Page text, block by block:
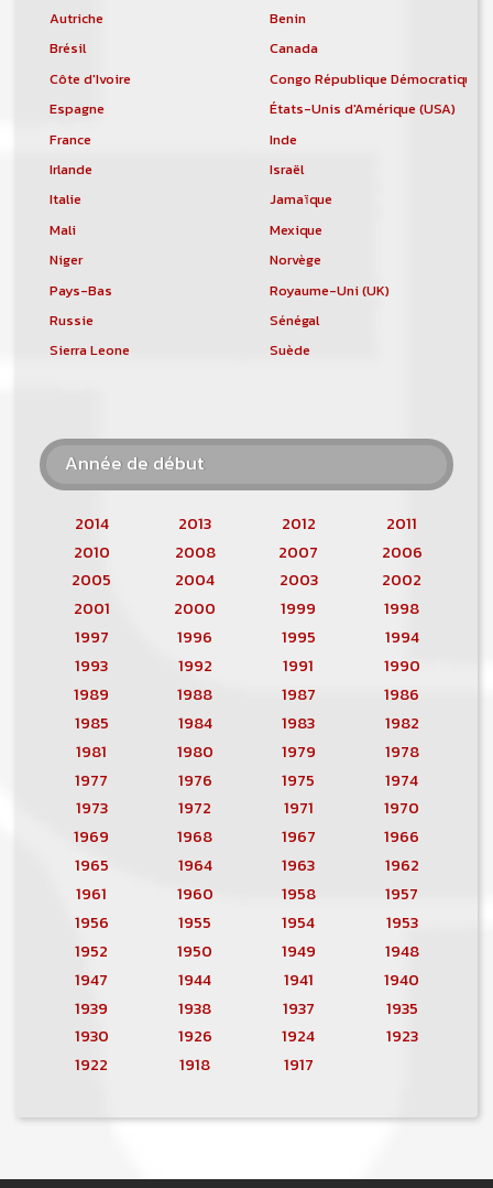
Autriche
Benin
Brésil
Canada
Côte d'Ivoire
Congo République Démocratique
Espagne
États-Unis d'Amérique (USA)
France
Inde
Irlande
Israël
Italie
Jamaïque
Mali
Mexique
Niger
Norvège
Pays-Bas
Royaume-Uni (UK)
Russie
Sénégal
Sierra Leone
Suède
Année de début
2014 2013 2012
2011
2010
2008 2007
2006
2005
2004 2003
2002
2001
2000 1999
1998
1997
1996 1995
1994
1993
1992 1991
1990
1989
1988 1987
1986
1985
1984 1983
1982
1981
1980 1979
1978
1977
1976 1975
1974
1973
1972 1971
1970
1969
1968 1967
1966
1965
1964 1963
1962
1961
1960 1958
1957
1956
1955 1954
1953
1952
1950 1949
1948
1947
1944 1941
1940
1939
1938 1937
1935
1930
1926 1924
1923
1922
1918 1917